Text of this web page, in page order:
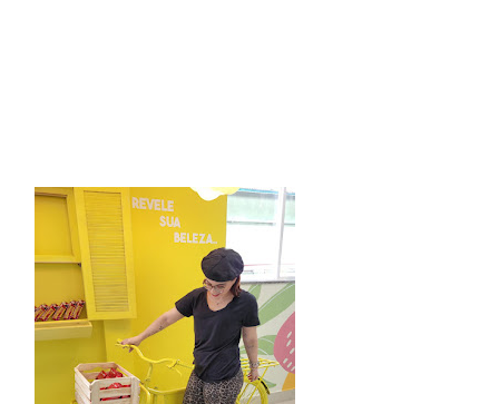
Condicionador
Açucarando: Shampoo
Condicionador Novex